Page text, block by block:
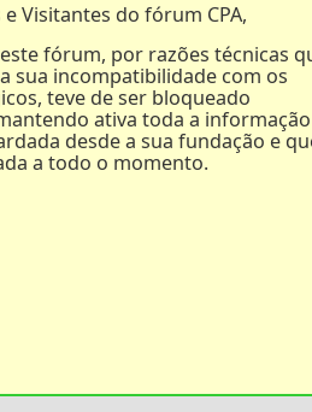
Visitantes do fórum CPA,
fórum, por razões técnicas
sua incompatibilidade com os
teve de ser bloqueado
ativa toda a informação
desde a sua fundação e
a todo o momento.